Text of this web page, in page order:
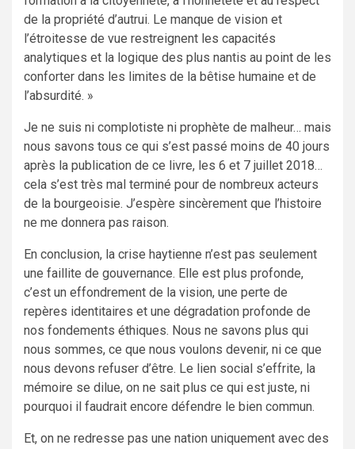
de la propriété d’autrui. Le manque de vision et
l’étroitesse de vue restreignent les capacités
analytiques et la logique des plus nantis au point de les
conforter dans les limites de la bêtise humaine et de
l’absurdité. »
Je ne suis ni complotiste ni prophète de malheur… mais
nous savons tous ce qui s’est passé moins de 40 jours
après la publication de ce livre, les 6 et 7 juillet 2018…
cela s’est très mal terminé pour de nombreux acteurs
de la bourgeoisie. J’espère sincèrement que l’histoire
ne me donnera pas raison.
En conclusion, la crise haytienne n’est pas seulement
une faillite de gouvernance. Elle est plus profonde,
c’est un effondrement de la vision, une perte de
repères identitaires et une dégradation profonde de
nos fondements éthiques. Nous ne savons plus qui
nous sommes, ce que nous voulons devenir, ni ce que
nous devons refuser d’être. Le lien social s’effrite, la
mémoire se dilue, on ne sait plus ce qui est juste, ni
pourquoi il faudrait encore défendre le bien commun.
Et, on ne redresse pas une nation uniquement avec des